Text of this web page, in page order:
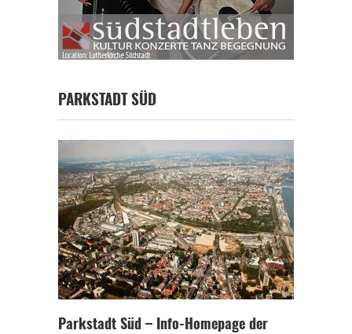
PARKSTADT SÜD
Parkstadt Süd – Info-Homepage der